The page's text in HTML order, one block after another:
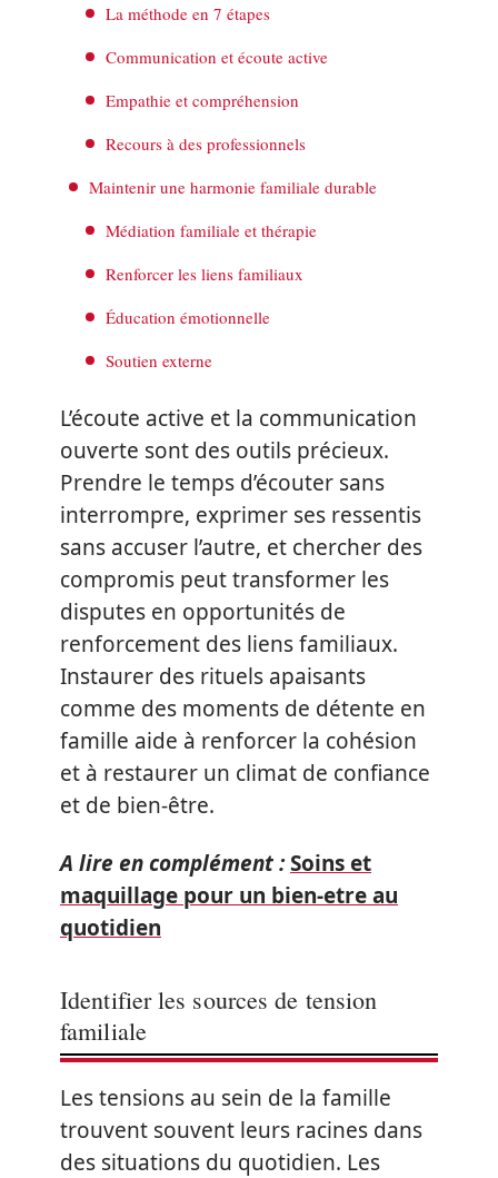
La méthode en 7 étapes
Communication et écoute active
Empathie et compréhension
Recours à des professionnels
Maintenir une harmonie familiale durable
Médiation familiale et thérapie
Renforcer les liens familiaux
Éducation émotionnelle
Soutien externe
L’écoute active et la communication
ouverte sont des outils précieux.
Prendre le temps d’écouter sans
interrompre, exprimer ses ressentis
sans accuser l’autre, et chercher des
compromis peut transformer les
disputes en opportunités de
renforcement des liens familiaux.
Instaurer des rituels apaisants
comme des moments de détente en
famille aide à renforcer la cohésion
et à restaurer un climat de confiance
et de bien-être.
A lire en complément :Soins et
maquillage pour un bien-etre au
quotidien
Identifier les sources de tension
familiale
Les tensions au sein de la famille
trouvent souvent leurs racines dans
des situations du quotidien. Les